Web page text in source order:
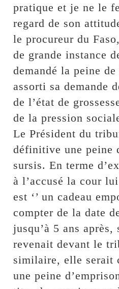
pratique et je ne le
regard de son
le procureur du
de grande instance
demandé la peine
assorti sa demande
de l’état de
de la pression
Le Président du
définitive une peine
sursis. En terme
à l’accusé la cour
est ‘’ un cadeau
compter de la date
jusqu’à 5 ans après,
revenait devant le
similaire, elle serait
une peine